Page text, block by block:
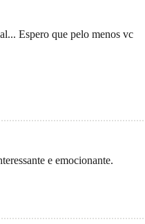
Espero que pelo menos vc
e emocionante.